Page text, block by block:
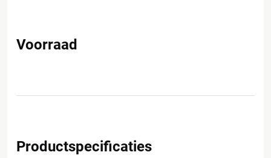
Voorraad
Productspecificaties